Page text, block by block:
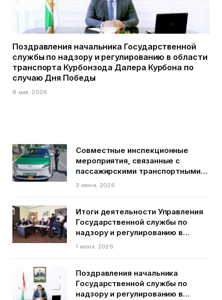
Поздравления начальника Государственной
службы по надзору и регулированию в области
транспорта Курбонзода Далера Курбона по
случаю Дня Победы
8 мая, 2026
Совместные инспекционные
мероприятия, связанные с
пассажирскими транспортными
средствами на территории
3 июня, 2026
Итоги деятельности Управления
Государственной службы по
надзору и регулированию в
области транспорта ГБАО в
1 июня, 2026
Поздравления начальника
Государственной службы по
надзору и регулированию в